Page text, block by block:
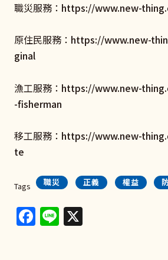
職災服務： https://www.new-
原住民服務： https://www.new-
ginal
漁工服務： https://www.new-
-fisherman
移工服務： https://www.new-
te
Tags 職災 正義 權益
Facebook
Line